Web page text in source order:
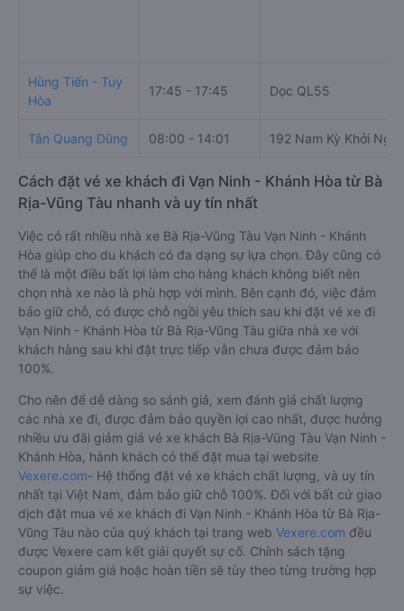
Hùng Tiến - Tuy
Hòa
17:45 - 17:45 Dọc QL55
Tân Quang Dũng 08:00 - 14:01 192 Nam Kỳ Khởi
Cách đặt vé xe khách đi Vạn Ninh - Khánh Hòa từ Bà
Rịa-Vũng Tàu nhanh và uy tín nhất
Việc có rất nhiều nhà xe Bà Rịa-Vũng Tàu Vạn Ninh - Khánh
Hòa giúp cho du khách có đa dạng sự lựa chọn. Đây cũng có
thể là một điều bất lợi làm cho hàng khách không biết nên
chọn nhà xe nào là phù hợp với mình. Bên cạnh đó, việc đảm
bảo giữ chỗ, có được chỗ ngồi yêu thích sau khi đặt vé xe đi
Vạn Ninh - Khánh Hòa từ Bà Rịa-Vũng Tàu giữa nhà xe với
khách hàng sau khi đặt trực tiếp vẫn chưa được đảm bảo
100%.
Cho nên để dễ dàng so sánh giá, xem đánh giá chất lượng
các nhà xe đi, được đảm bảo quyền lợi cao nhất, được hưởng
nhiều ưu đãi giảm giá vé xe khách Bà Rịa-Vũng Tàu Vạn Ninh -
Khánh Hòa, hành khách có thể đặt mua tại website
Vexere.com- Hệ thống đặt vé xe khách chất lượng, và uy tín
nhất tại Việt Nam, đảm bảo giữ chỗ 100%. Đối với bất cứ giao
dịch đặt mua vé xe khách đi Vạn Ninh - Khánh Hòa từ Bà Rịa-
Vũng Tàu nào của quý khách tại trang web Vexere.com đều
được Vexere cam kết giải quyết sự cố. Chính sách tặng
coupon giảm giá hoặc hoàn tiền sẽ tùy theo từng trường hợp
sự việc.